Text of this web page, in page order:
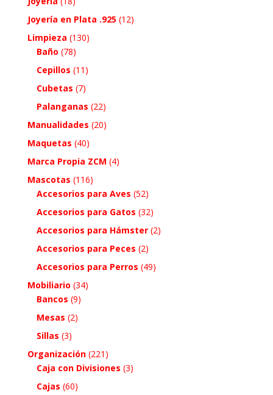
Joyería en Plata .925 (12)
Limpieza (130)
Baño (78)
Cepillos (11)
Cubetas (7)
Palanganas (22)
Manualidades (20)
Maquetas (40)
Marca Propia ZCM (4)
Mascotas (116)
Accesorios para Aves (52)
Accesorios para Gatos (32)
Accesorios para Hámster (2)
Accesorios para Peces (2)
Accesorios para Perros (49)
Mobiliario (34)
Bancos (9)
Mesas (2)
Sillas (3)
Organización (221)
Caja con Divisiones (3)
Cajas (60)